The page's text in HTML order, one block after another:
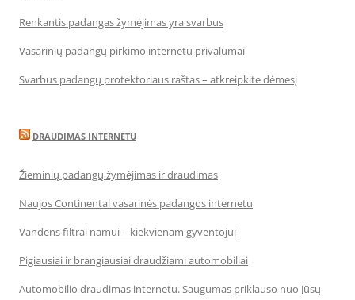
Renkantis padangas žymėjimas yra svarbus
Vasarinių padangų pirkimo internetu privalumai
Svarbus padangų protektoriaus raštas – atkreipkite dėmesį
DRAUDIMAS INTERNETU
Žieminių padangų žymėjimas ir draudimas
Naujos Continental vasarinės padangos internetu
Vandens filtrai namui – kiekvienam gyventojui
Pigiausiai ir brangiausiai draudžiami automobiliai
Automobilio draudimas internetu. Saugumas priklauso nuo Jūsų